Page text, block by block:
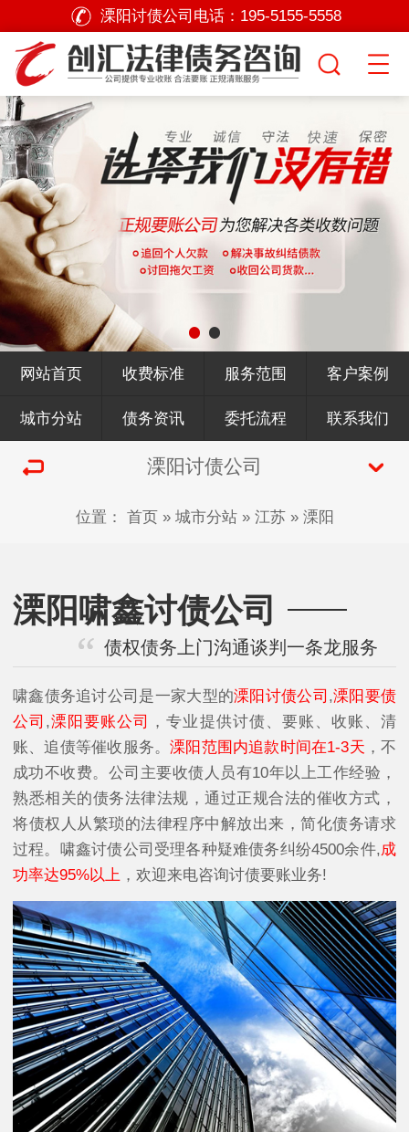
溧阳讨债公司电话： 195-5155-5558
网站首页 收费标准 服务范围 客户案例
城市分站 债务资讯 委托流程 联系我们
溧阳讨债公司
位置： 首页» 城市分站» 江苏» 溧阳
溧阳啸鑫讨债公司
债权债务上门沟通谈判一条龙服务
啸鑫债务追讨公司是一家大型的溧阳讨债公司 ,溧阳要债
公司 ,溧阳要账公司
，专业提供讨债、要账、收账、清
账、追债等催收服务。溧阳范围内追款时间在1-3天 ，不
成功不收费。公司主要收债人员有10年以上工作经验，
熟悉相关的债务法律法规，通过正规合法的催收方式，
将债权人从繁琐的法律程序中解放出来，简化债务请求
过程。啸鑫讨债公司受理各种疑难债务纠纷4500余件,成
功率达95%以上 ，欢迎来电咨询讨债要账业务!